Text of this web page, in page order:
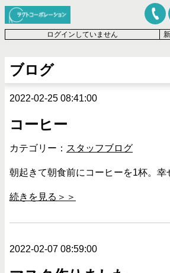
ログインしていません
ブログ
2022-02-25 08:41:00
コーヒー
カテゴリー： スタッフブログ
朝起きて朝食前にコーヒーを1杯。幸
続きを見る＞＞
2022-02-07 08:59:00